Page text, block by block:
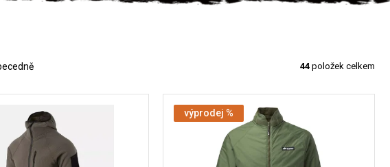
44 položek celkem
výprodej %